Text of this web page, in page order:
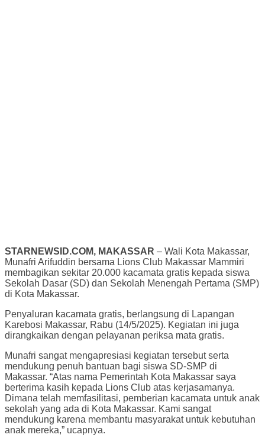
STARNEWSID.COM, MAKASSAR – Wali Kota Makassar,
Munafri Arifuddin bersama Lions Club Makassar Mammiri
membagikan sekitar 20.000 kacamata gratis kepada siswa
Sekolah Dasar (SD) dan Sekolah Menengah Pertama (SMP)
di Kota Makassar.
Penyaluran kacamata gratis, berlangsung di Lapangan
Karebosi Makassar, Rabu (14/5/2025). Kegiatan ini juga
dirangkaikan dengan pelayanan periksa mata gratis.
Munafri sangat mengapresiasi kegiatan tersebut serta
mendukung penuh bantuan bagi siswa SD-SMP di
Makassar. “Atas nama Pemerintah Kota Makassar saya
berterima kasih kepada Lions Club atas kerjasamanya.
Dimana telah memfasilitasi, pemberian kacamata untuk anak
sekolah yang ada di Kota Makassar. Kami sangat
mendukung karena membantu masyarakat untuk kebutuhan
anak mereka,” ucapnya.